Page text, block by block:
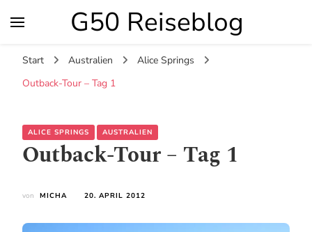
G50 Reiseblog
Start Australien
Alice Springs
Outback-Tour – Tag 1
ALICE SPRINGS AUSTRALIEN
Outback-Tour – Tag 1
von MICHA 20. APRIL 2012